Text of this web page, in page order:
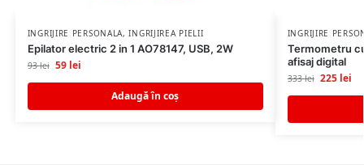
INGRIJIRE PERSONALA,INGRIJIREA PIELII
Epilator electric 2 in 1 AO78147, USB, 2W
93lei 59 lei
Adaugă în coș
INGRIJIRE
Termometru
afisaj digital
333lei 225 lei